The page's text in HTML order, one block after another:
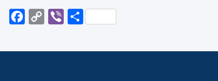
Facebook
CopyViberShare